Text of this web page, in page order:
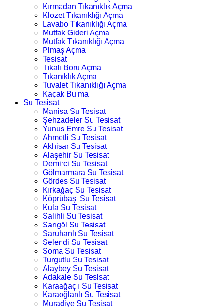
Kırmadan Tıkanıklık Açma
Klozet Tıkanıklığı Açma
Lavabo Tıkanıklığı Açma
Mutfak Gideri Açma
Mutfak Tıkanıklığı Açma
Pimaş Açma
Tesisat
Tıkalı Boru Açma
Tıkanıklık Açma
Tuvalet Tıkanıklığı Açma
Kaçak Bulma
Su Tesisat
Manisa Su Tesisat
Şehzadeler Su Tesisat
Yunus Emre Su Tesisat
Ahmetli Su Tesisat
Akhisar Su Tesisat
Alaşehir Su Tesisat
Demirci Su Tesisat
Gölmarmara Su Tesisat
Gördes Su Tesisat
Kırkağaç Su Tesisat
Köprübaşı Su Tesisat
Kula Su Tesisat
Salihli Su Tesisat
Sarıgöl Su Tesisat
Saruhanlı Su Tesisat
Selendi Su Tesisat
Soma Su Tesisat
Turgutlu Su Tesisat
Alaybey Su Tesisat
Adakale Su Tesisat
Karaağaçlı Su Tesisat
Karaoğlanlı Su Tesisat
Muradiye Su Tesisat